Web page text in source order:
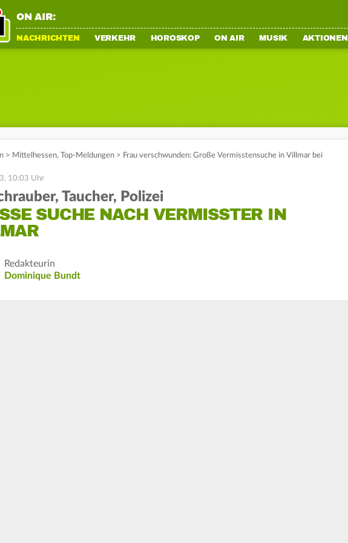
ON AIR:
NACHRICHTEN VERKEHR HOROSKOP ON AIR MUSIK AKTIONEN
> Mittelhessen, Top-Meldungen > Frau verschwunden: Große Vermisstensuche in Villmar bei
10:03 Uhr
Taucher, Polizei
SUCHE NACH VERMISSTER IN V
Redakteurin
Dominique Bundt